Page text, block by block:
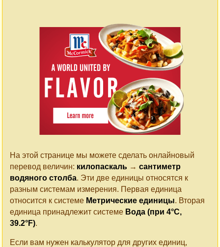
На этой странице мы можете сделать онлайновый
перевод величин: килопаскаль → сантиметр
водяного столба. Эти две единицы относятся к
разным системам измерения. Первая единица
относится к системе Метрические единицы. Вторая
единица принадлежит системе Вода (при 4°C,
39.2°F).
Если вам нужен калькулятор для других единиц,